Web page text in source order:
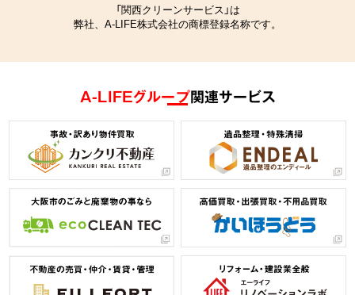
「関西クリーンサービス」は
弊社、A-LIFE株式会社の商標登録名称です。
A-LIFEグループ関連サービス